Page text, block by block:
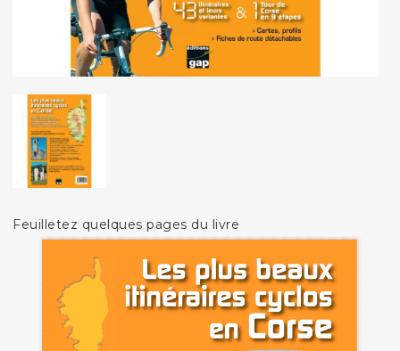
Feuilletez quelques pages du livre